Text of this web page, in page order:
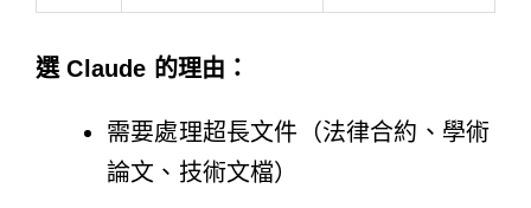
選 Claude 的理由：
需要處理超長文件（法律合約、學術
論文、技術文檔）